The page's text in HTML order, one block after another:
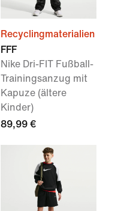
Recyclingmaterialien
FFF
Nike Dri-FIT Fußball-
Trainingsanzug mit
Kapuze (ältere
Kinder)
89,99 €